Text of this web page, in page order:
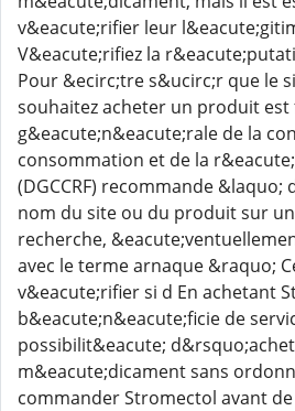
v&eacute;rifier leur
V&eacute;rifiez la
Pour &ecirc;tre s&ucirc;r que le
souhaitez acheter un produit est
g&eacute;n&eacute;rale de la
consommation et de la
(DGCCRF) recommande
nom du site ou du produit sur
recherche,
avec le terme arnaque &raquo;
v&eacute;rifier si d En achetant
b&eacute;n&eacute;ficie de
possibilit&eacute;
m&eacute;dicament sans
commander Stromectol avant